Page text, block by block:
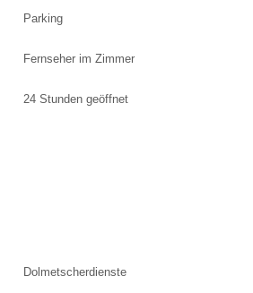
Parking
Fernseher im Zimmer
24 Stunden geöffnet
Dolmetscherdienste